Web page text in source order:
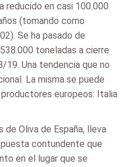
reducido en casi 100.000
(tomando como
Se ha pasado de
toneladas a cierre
19. Una tendencia que no
La misma se puede
europeos: Italia
Oliva de España, lleva
contundente que
en el lugar que se